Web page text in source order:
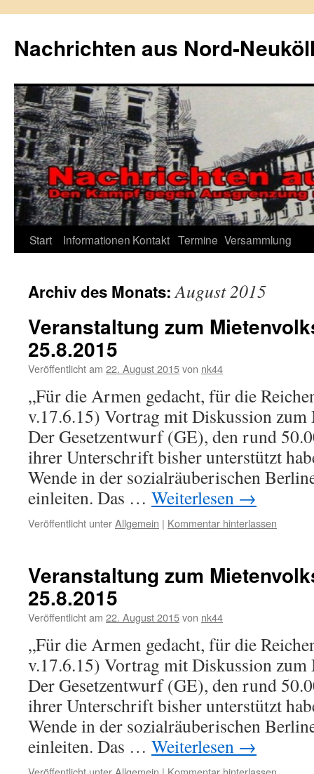
springen
Nachrichten aus Nord-
Start Informationen Kontakt Termine Versammlung
Archiv des Monats:August 2015
Veranstaltung zum
25.8.2015
Veröffentlicht am 22. August 2015von nk44
„Für die Armen gedacht, für die
v.17.6.15) Vortrag mit Diskussion zum
Der Gesetzentwurf (GE), den rund
ihrer Unterschrift bisher unterstützt
Wende in der sozialräuberischen
einleiten. Das … Weiterlesen →
Veröffentlicht unterAllgemein | Kommentar hinterlassen
Veranstaltung zum
25.8.2015
Veröffentlicht am 22. August 2015von nk44
„Für die Armen gedacht, für die
v.17.6.15) Vortrag mit Diskussion zum
Der Gesetzentwurf (GE), den rund
ihrer Unterschrift bisher unterstützt
Wende in der sozialräuberischen
einleiten. Das … Weiterlesen →